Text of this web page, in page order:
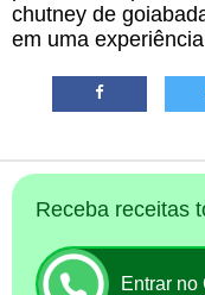
chutney de
em uma
Receba receitas
Entrar no